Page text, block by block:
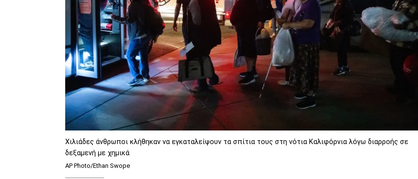
Χιλιάδες άνθρωποι κλήθηκαν να εγκαταλείψουν τα σπίτια τους στη νότια Καλιφόρνια λόγω διαρροής σε
δεξαμενή με χημικά
AP Photo/Ethan Swope